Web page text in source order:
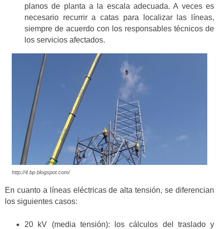
planos de planta a la escala adecuada. A veces es
necesario recurrir a catas para localizar las líneas,
siempre de acuerdo con los responsables técnicos de
los servicios afectados.
http://4.bp.blogspot.com/
En cuanto a líneas eléctricas de alta tensión, se diferencian
los siguientes casos:
20 kV (media tensión): los cálculos del traslado y